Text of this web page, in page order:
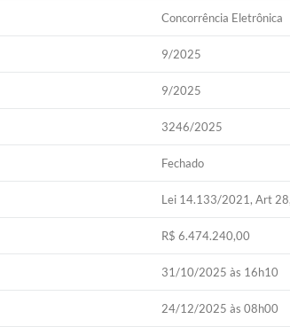
Concorrência Eletrônica
9/2025
9/2025
3246/2025
Fechado
Lei 14.133/2021, Art
R$ 6.474.240,00
31/10/2025 às 16h10
24/12/2025 às 08h00